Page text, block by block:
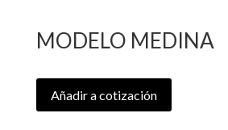
MODELO MEDINA
Añadir a cotización